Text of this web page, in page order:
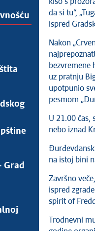
Grad
da si tu“,
ispred
Nakon
bezvremene
uz pratnju
upotpunio
pesmom
U 21.00 čas,
nebo iznad
na istoj bini
Završno
ispred
spirit of
Trodnevni